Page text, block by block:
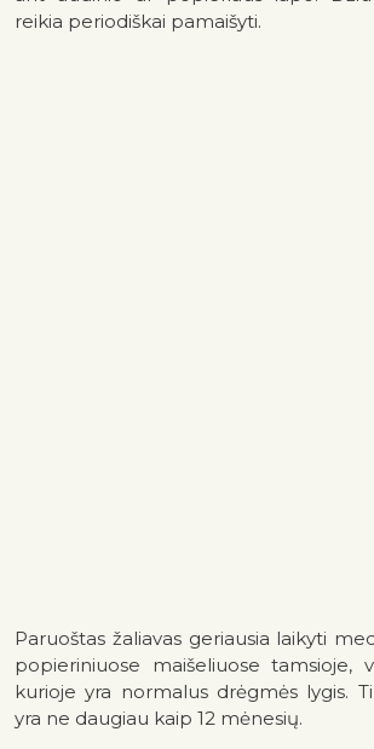
reikia periodiškai pamaišyti.
Paruoštas žaliavas geriausia laikyti
popieriniuose maišeliuose tamsioje,
kurioje yra normalus drėgmės lygis.
yra ne daugiau kaip 12 mėnesių.